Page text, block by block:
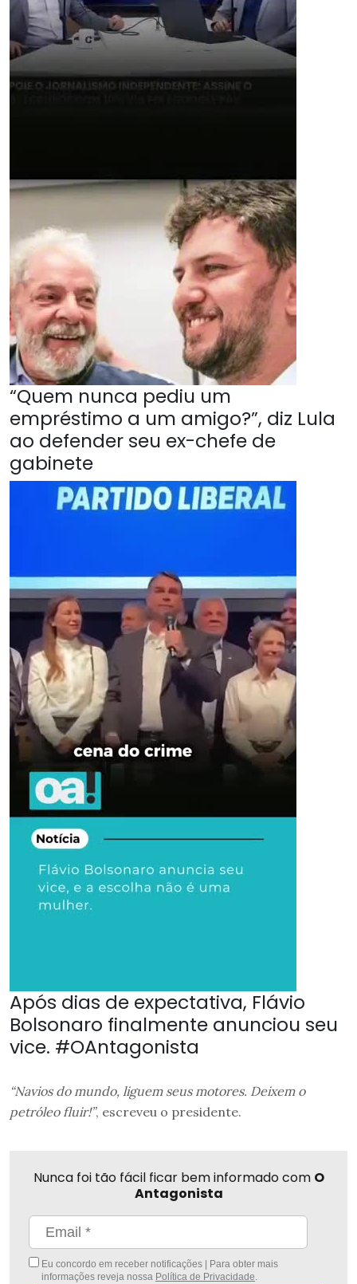
“Quem nunca pediu um
empréstimo a um amigo?”, diz Lula
ao defender seu ex-chefe de
gabinete
Após dias de expectativa, Flávio
Bolsonaro finalmente anunciou seu
vice. #OAntagonista
“Navios do mundo, liguem seus motores. Deixem o
petróleo fluir!”, escreveu o presidente.
Nunca foi tão fácil ficar bem informado com O
Antagonista
Eu concordo em receber notificações | Para obter mais
informações reveja nossa Política de Privacidade.